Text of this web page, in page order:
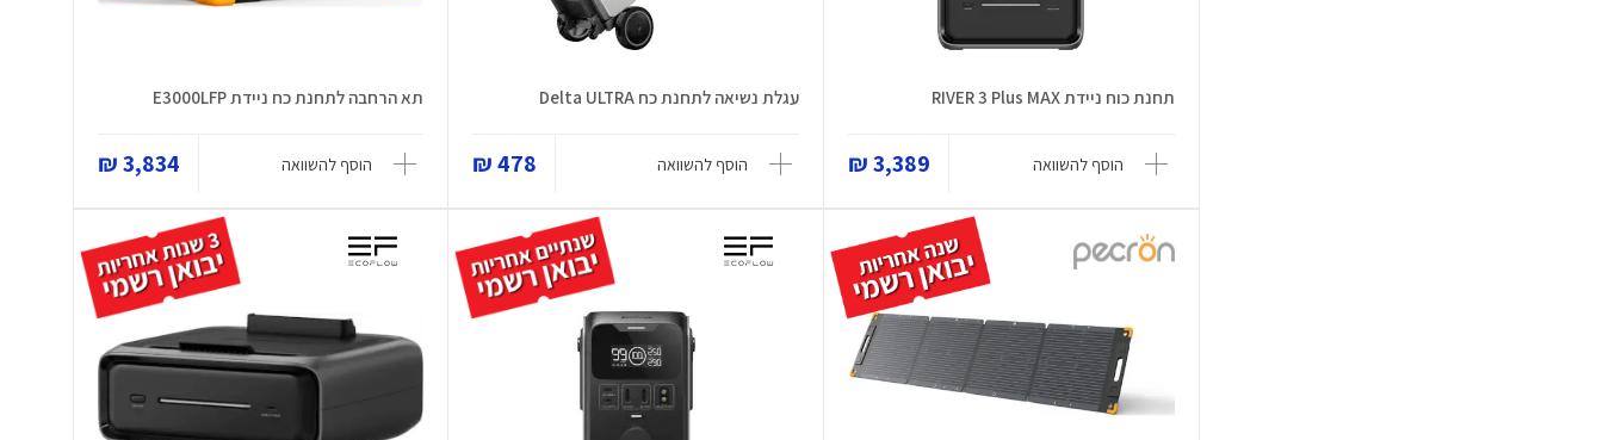
תחנת כוח ניידת RIVER 3 Plus MAX
הוסף להשוואה 3,389 ₪
עגלת נשיאה לתחנת כח Delta ULTRA
הוסף להשוואה 478 ₪
תא הרחבה לתחנת כח ניידת E3000LFP
הוסף להשוואה 3,834 ₪